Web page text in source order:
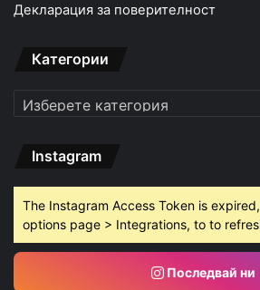
Декларация за поверителност
Категории
Категории
Instagram
The Instagram Access Token is
options page > Integrations, to to
Последвай ни